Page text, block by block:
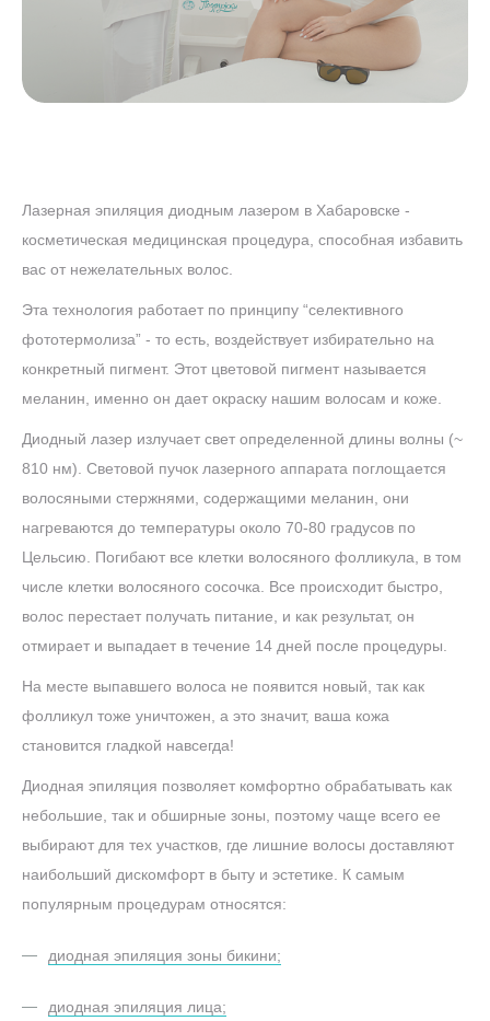
Лазерная эпиляция диодным лазером в Хабаровске -
косметическая медицинская процедура, способная избавить
вас от нежелательных волос.
Эта технология работает по принципу “селективного
фототермолиза” - то есть, воздействует избирательно на
конкретный пигмент. Этот цветовой пигмент называется
меланин, именно он дает окраску нашим волосам и коже.
Диодный лазер излучает свет определенной длины волны (~
810 нм). Световой пучок лазерного аппарата поглощается
волосяными стержнями, содержащими меланин, они
нагреваются до температуры около 70-80 градусов по
Цельсию. Погибают все клетки волосяного фолликула, в том
числе клетки волосяного сосочка. Все происходит быстро,
волос перестает получать питание, и как результат, он
отмирает и выпадает в течение 14 дней после процедуры.
На месте выпавшего волоса не появится новый, так как
фолликул тоже уничтожен, а это значит, ваша кожа
становится гладкой навсегда!
Диодная эпиляция позволяет комфортно обрабатывать как
небольшие, так и обширные зоны, поэтому чаще всего ее
выбирают для тех участков, где лишние волосы доставляют
наибольший дискомфорт в быту и эстетике. К самым
популярным процедурам относятся:
диодная эпиляция зоны бикини;
диодная эпиляция лица;